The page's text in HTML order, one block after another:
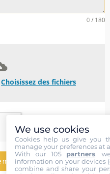
0 / 180
Choisissez des fichiers
message
We use cookies
Cookies help us give you
manage your preferences at
With our 105 partners,
information on your devices
combine and share your